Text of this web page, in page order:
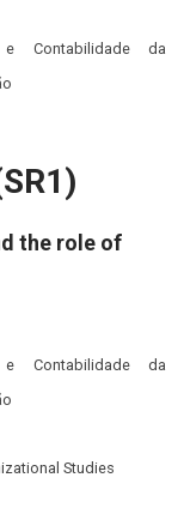
e Contabilidade da
the role of
e Contabilidade da
Studies